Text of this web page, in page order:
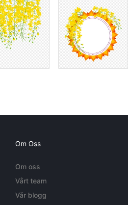
Om Oss
Om oss
Vårt team
Vår blogg